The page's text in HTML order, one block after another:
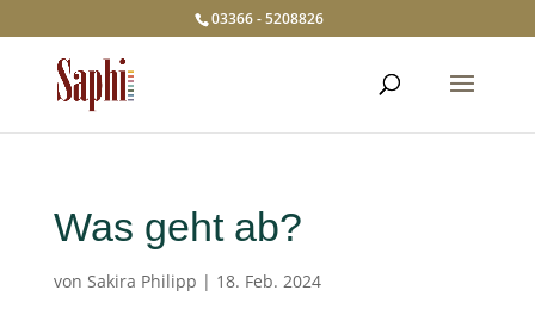
03366 - 5208826
Was geht ab?
von Sakira Philipp | 18. Feb. 2024